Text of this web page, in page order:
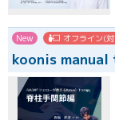
New オフライン(
koonis manual